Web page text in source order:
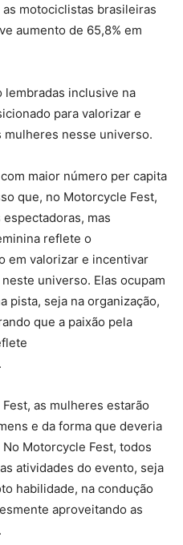
as motociclistas brasileiras
aumento de 65,8% em
lembradas inclusive na
para valorizar e
mulheres nesse universo.
maior número per capita
que, no Motorcycle Fest,
mas
reflete o
em valorizar e incentivar
universo. Elas ocupam
pista, seja na organização,
que a paixão pela
as mulheres estarão
e da forma que deveria
Motorcycle Fest, todos
atividades do evento, seja
habilidade, na condução
aproveitando as